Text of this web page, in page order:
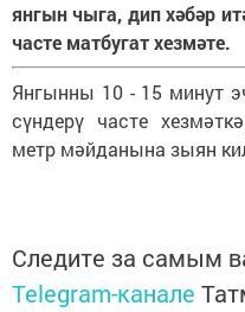
янгын чыга, дип хәбәр
часте матбугат хезмәте.
Янгынны 10 - 15 минут
сүндерү часте
метр мәйданына зыян
Следите за самым
Telegram-канале